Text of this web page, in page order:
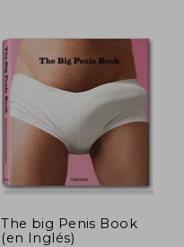
45% $
The big Penis Book
(en Inglés)